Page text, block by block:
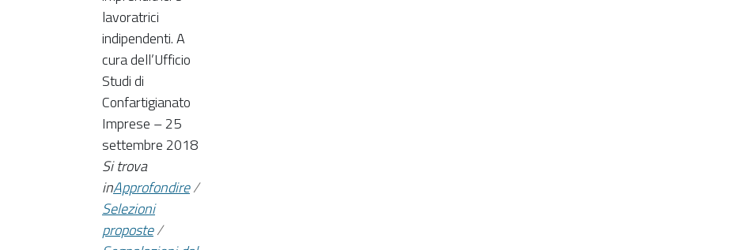
lavoratrici
indipendenti. A
cura dell’Ufficio
Studi di
Confartigianato
Imprese – 25
settembre 2018
Si trova
inApprofondire/
Selezioni
proposte/